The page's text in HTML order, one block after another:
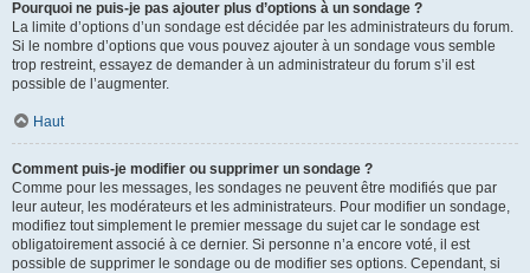
Pourquoi ne puis-je pas ajouter plus d’options à un sondage ?
La limite d’options d’un sondage est décidée par les administrateurs du forum.
Si le nombre d’options que vous pouvez ajouter à un sondage vous semble
trop restreint, essayez de demander à un administrateur du forum s’il est
possible de l’augmenter.
Haut
Comment puis-je modifier ou supprimer un sondage ?
Comme pour les messages, les sondages ne peuvent être modifiés que par
leur auteur, les modérateurs et les administrateurs. Pour modifier un sondage,
modifiez tout simplement le premier message du sujet car le sondage est
obligatoirement associé à ce dernier. Si personne n’a encore voté, il est
possible de supprimer le sondage ou de modifier ses options. Cependant, si